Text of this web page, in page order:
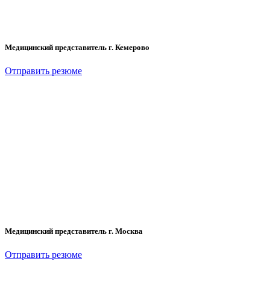
Медицинский представитель г. Кемерово
Отправить резюме
Медицинский представитель г. Москва
Отправить резюме